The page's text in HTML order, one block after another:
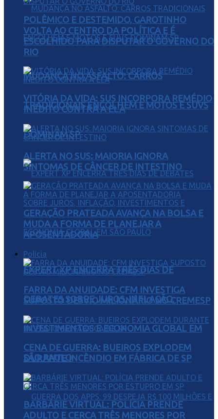
MUDANÇA NO ASFALTO: CARROS
TRADICIONAIS ENCOLHEM E MOTOS E SUVS
DOMINAM SP
EXPERT XP ENCERRA TRÊS DIAS DE
DEBATES SOBRE JUROS, INFLAÇÃO,
INVESTIMENTOS E ECONOMIA GLOBAL EM
SÃO PAULO
POLÊMICO E DESTEMIDO, GAROTINHO
VOLTA AO CENTRO DA POLÍTICA E É
ESCOLHIDO PARA DISPUTAR O GOVERNO DO
RIO
VITÓRIA DA VIDA: SUS INCORPORA REMÉDIO
INÉDITO CONTRA A ELA
ALERTA NO SUS: MAIORIA IGNORA
SINTOMAS DE CÂNCER DE INTESTINO
GERAÇÃO PRATEADA AVANÇA NA BOLSA E
MUDA A FORMA DE PLANEJAR A
APOSENTADORIA
Polícia
FARRA DA ANUIDADE: CFM INVESTIGA
SUPOSTO DESVIO MILIONÁRIO NO CREMESP
CENA DE GUERRA: BUEIROS EXPLODEM
DURANTE INCÊNDIO EM FÁBRICA DE SP
BARBÁRIE VIRTUAL: POLÍCIA PRENDE
ADULTO E CERCA TRÊS MENORES POR